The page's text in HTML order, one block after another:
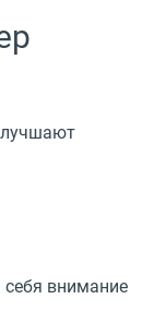
себя внимание